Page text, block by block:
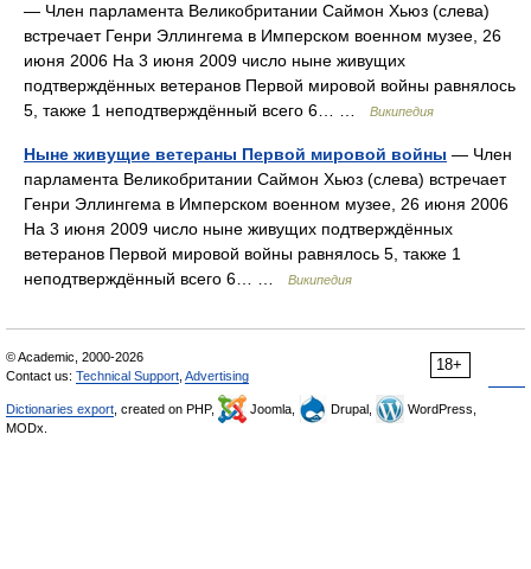
— Член парламента Великобритании Саймон Хьюз (слева)
встречает Генри Эллингема в Имперском военном музеe, 26
июня 2006 На 3 июня 2009 число ныне живущих
подтверждённых ветеранов Первой мировой войны равнялось
5, также 1 неподтверждённый всего 6… …
Википедия
Ныне живущие ветераны Первой мировой войны — Член
парламента Великобритании Саймон Хьюз (слева) встречает
Генри Эллингема в Имперском военном музеe, 26 июня 2006
На 3 июня 2009 число ныне живущих подтверждённых
ветеранов Первой мировой войны равнялось 5, также 1
неподтверждённый всего 6… …
Википедия
18+
© Academic, 2000-2026
Contact us: Technical Support Advertising
Dictionaries export , created on PHP, Joomla, Drupal,
WordPress,
MODx.